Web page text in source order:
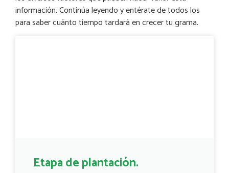
información. Continúa leyendo y entérate de todos los
para saber cuánto tiempo tardará en crecer tu grama.
Etapa de plantación.